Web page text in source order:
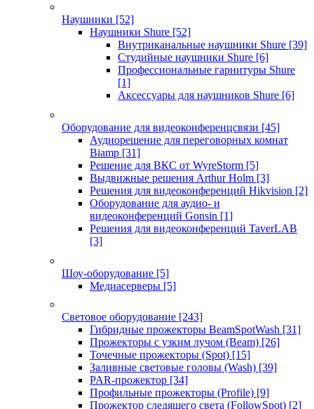
Наушники [52]
Наушники Shure [52]
Внутриканальные наушники Shure [39]
Студийные наушники Shure [6]
Профессиональные гарнитуры Shure
[1]
Аксессуары для наушников Shure [6]
Оборудование для видеоконференцсвязи [45]
Аудиорешение для переговорных комнат
Biamp [31]
Решение для ВКС от WyreStorm [5]
Выдвижные решения Arthur Holm [3]
Решения для видеоконференций Hikvision [2]
Оборудование для аудио- и
видеоконференций Gonsin [1]
Решения для видеоконференций TaverLAB
[3]
Шоу-оборудование [5]
Медиасерверы [5]
Световое оборудование [243]
Гибридные прожекторы BeamSpotWash [31]
Прожекторы с узким лучом (Beam) [26]
Точечные прожекторы (Spot) [15]
Заливные световые головы (Wash) [39]
PAR-прожектор [34]
Профильные прожекторы (Profile) [9]
Прожектор следящего света (FollowSpot) [2]